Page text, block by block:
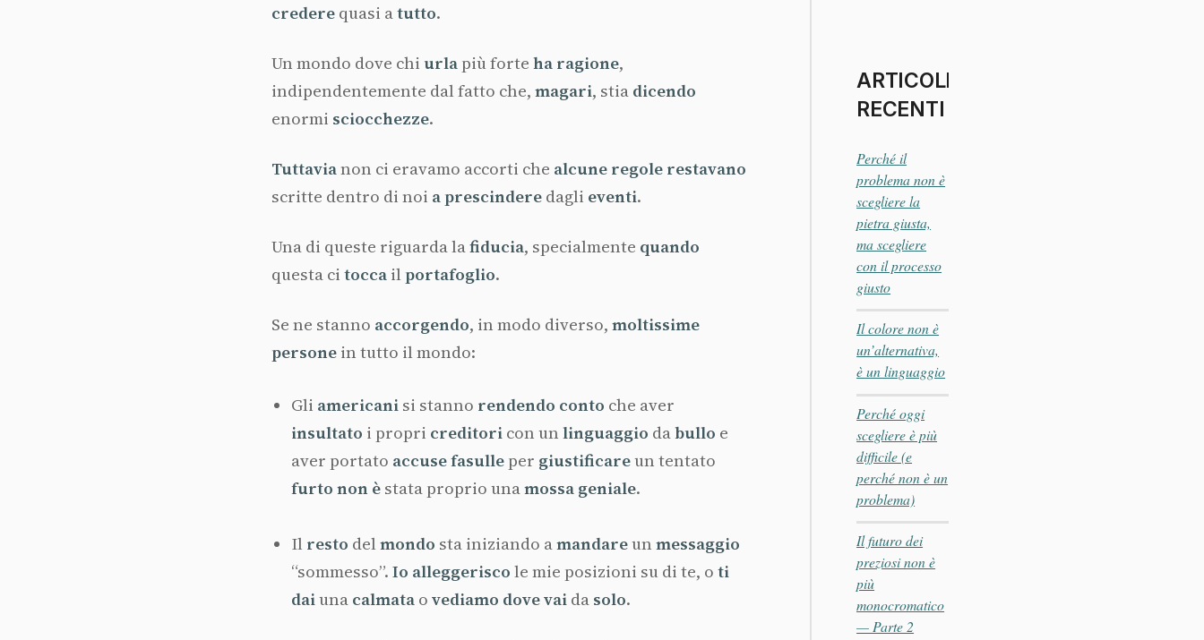
credere quasi atutto.
Un mondo dove chi urla più forteha ragione,
indipendentemente dal fatto che,magari, stia dicendo
enormi sciocchezze.
Tuttavianon ci eravamo accorti che alcune regole restavano
scritte dentro di noi a prescindere dagli eventi.
Una di queste riguarda lafiducia, specialmente quando
questa citocca ilportafoglio.
Se ne stanno accorgendo, in modo diverso,moltissime
persone in tutto il mondo:
Gli americani si stanno rendendo conto che aver
insultato i propri creditori con unlinguaggio dabullo e
aver portato accusefasulle per giustificareun tentato
furto non è stata proprio unamossa geniale.
Il resto delmondo sta iniziando amandareunmessaggio
“sommesso”.Io alleggerisco le mie posizioni su di te, oti
daiuna calmata ovediamo dovevai da solo.
ARTICOLI
RECENTI
Perché il
problema non è
scegliere la
pietra giusta,
ma scegliere
con il processo
giusto
Il colore non è
un’alternativa,
è un linguaggio
Perché oggi
scegliere è più
difficile (e
perché non è un
problema)
Il futuro dei
preziosi non è
più
monocromatico
— Parte 2